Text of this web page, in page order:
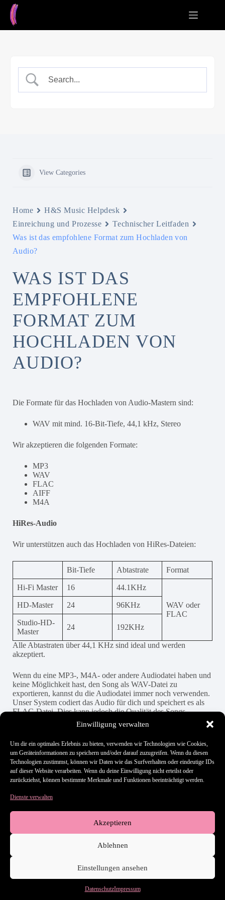
Einwilligung verwalten
Um dir ein optimales Erlebnis zu bieten, verwenden wir Technologien wie Cookies,
um Geräteinformationen zu speichern und/oder darauf zuzugreifen. Wenn du diesen
Technologien zustimmst, können wir Daten wie das Surfverhalten oder eindeutige IDs
auf dieser Website verarbeiten. Wenn du deine Einwilligung nicht erteilst oder
zurückziehst, können bestimmte Merkmale und Funktionen beeinträchtigt werden.
Dienste verwalten
Akzeptieren
Ablehnen
Einstellungen ansehen
DatenschutzImpressum
Zum
Inhalt
springen
View Categories
Home
H&S Music Helpdesk
Einreichung und Prozesse
Technischer Leitfaden
Was ist das empfohlene Format zum Hochladen von
Audio?
WAS IST DAS
EMPFOHLENE
FORMAT ZUM
HOCHLADEN VON
AUDIO?
Die Formate für das Hochladen von Audio-Mastern sind:
WAV mit mind. 16-Bit-Tiefe, 44,1 kHz, Stereo
Wir akzeptieren die folgenden Formate:
MP3
WAV
FLAC
AIFF
M4A
HiRes-Audio
Wir unterstützen auch das Hochladen von HiRes-Dateien:
Bit-Tiefe Abtastrate Format
Hi-Fi Master 16 44.1KHz
WAV oder
FLAC
HD-Master 24 96KHz
Studio-HD-
Master
24 192KHz
Alle Abtastraten über 44,1 KHz sind ideal und werden
akzeptiert.
Wenn du eine MP3-, M4A- oder andere Audiodatei haben und
keine Möglichkeit hast, den Song als WAV-Datei zu
exportieren, kannst du die Audiodatei immer noch verwenden.
Unser System codiert das Audio für dich und speichert es als
FLAC-Datei. Dies kann jedoch die Qualität des Songs
Hat es dir geholfen?
Updated on 27. Mai 2026
Kontakt AGB